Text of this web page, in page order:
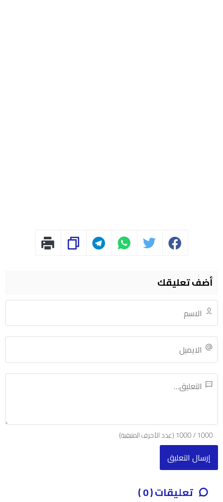
أضف تعليقك
1000
/
1000(عدد الأحرف المتبقية)
تعليقات ( 0 )